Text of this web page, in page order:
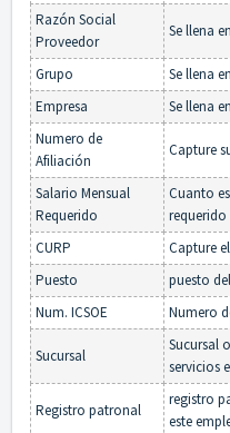
Razón Social
Proveedor
Se llena
Grupo
Se llena
Empresa
Se llena
Numero de
Afiliación
Capture
Salario Mensual
Requerido
Cuanto
requerido
CURP
Capture
Puesto
puesto
Num. ICSOE
Numero
Sucursal
Sucursal
servicios
Registro patronal
registro
este